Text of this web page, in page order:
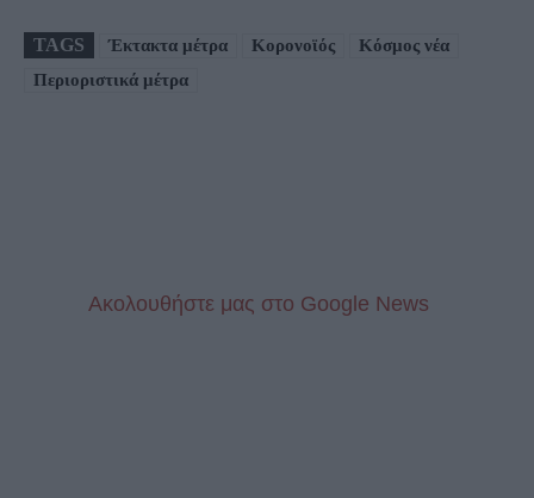
TAGS Έκτακτα μέτρα Κορονοϊός
Κόσμος νέα
Περιοριστικά μέτρα
Aκολουθήστε μας στo Google News